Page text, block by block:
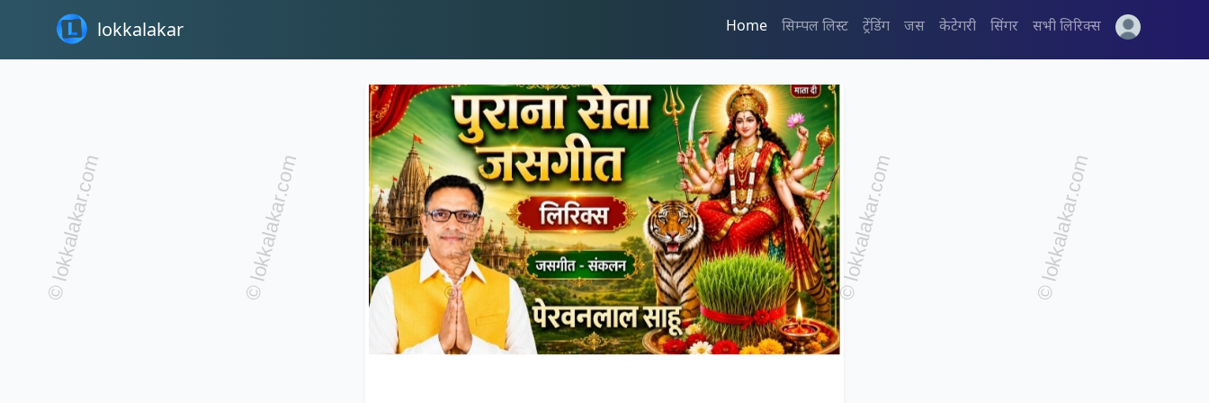
lokkalakar Home सिम्पल लिस्ट ट्रेंडिंग जस केटेगरी सिंगर सभी लिरिक्स